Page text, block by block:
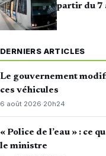
partir du 7
DERNIERS ARTICLES
Le gouvernement
ces véhicules
6 août 2026·20h24
« Police de l’eau » : ce
le ministre